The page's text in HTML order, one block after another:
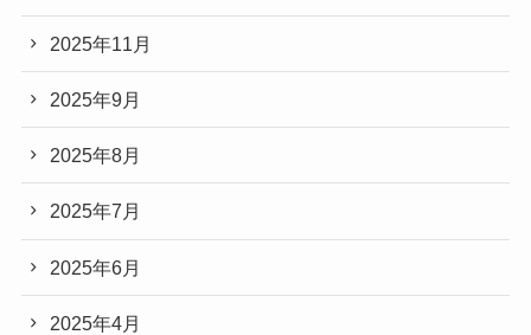
2025年11月
2025年9月
2025年8月
2025年7月
2025年6月
2025年4月